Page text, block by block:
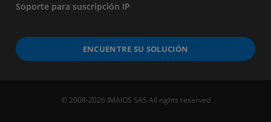
Soporte para suscripción IP
ENCUENTRE SU SOLUCIÓN
© 2008-2026 IMAIOS SAS All rights reserved